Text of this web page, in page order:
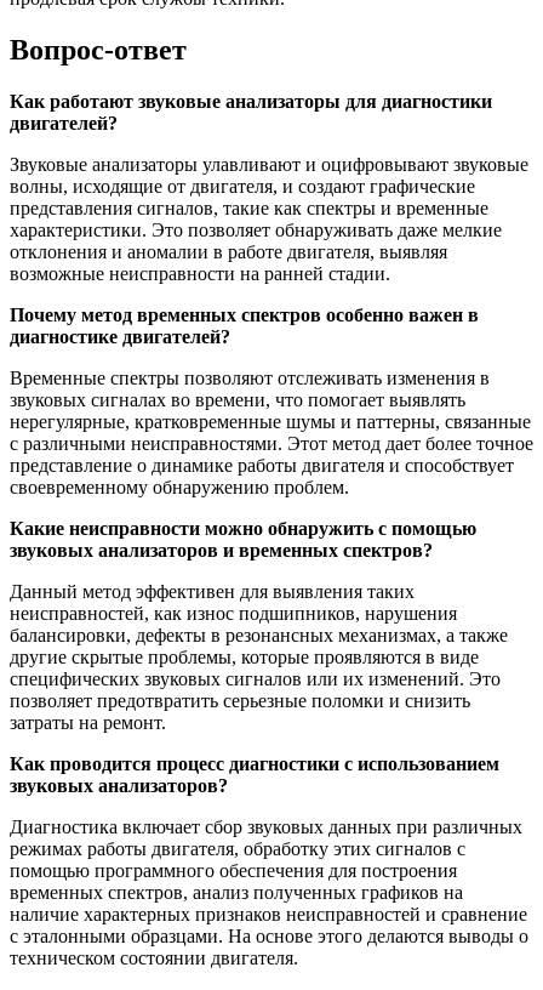
Вопрос-ответ
Как работают звуковые анализаторы для диагностики
двигателей?
Звуковые анализаторы улавливают и оцифровывают звуковые
волны, исходящие от двигателя, и создают графические
представления сигналов, такие как спектры и временные
характеристики. Это позволяет обнаруживать даже мелкие
отклонения и аномалии в работе двигателя, выявляя
возможные неисправности на ранней стадии.
Почему метод временных спектров особенно важен в
диагностике двигателей?
Временные спектры позволяют отслеживать изменения в
звуковых сигналах во времени, что помогает выявлять
нерегулярные, кратковременные шумы и паттерны, связанные
с различными неисправностями. Этот метод дает более точное
представление о динамике работы двигателя и способствует
своевременному обнаружению проблем.
Какие неисправности можно обнаружить с помощью
звуковых анализаторов и временных спектров?
Данный метод эффективен для выявления таких
неисправностей, как износ подшипников, нарушения
балансировки, дефекты в резонансных механизмах, а также
другие скрытые проблемы, которые проявляются в виде
специфических звуковых сигналов или их изменений. Это
позволяет предотвратить серьезные поломки и снизить
затраты на ремонт.
Как проводится процесс диагностики с использованием
звуковых анализаторов?
Диагностика включает сбор звуковых данных при различных
режимах работы двигателя, обработку этих сигналов с
помощью программного обеспечения для построения
временных спектров, анализ полученных графиков на
наличие характерных признаков неисправностей и сравнение
с эталонными образцами. На основе этого делаются выводы о
техническом состоянии двигателя.